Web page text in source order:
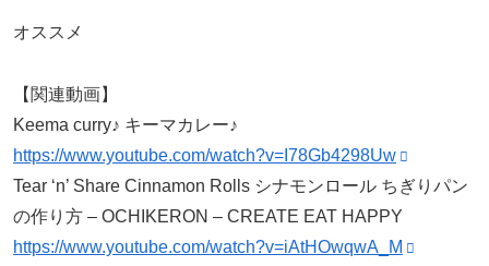
オススメ
【関連動画】
Keema curry♪ キーマカレー♪
https://www.youtube.com/watch?v=I78Gb4298Uw
Tear ‘n’ Share Cinnamon Rolls シナモンロール ちぎりパン
の作り方 – OCHIKERON – CREATE EAT HAPPY
https://www.youtube.com/watch?v=iAtHOwqwA_M